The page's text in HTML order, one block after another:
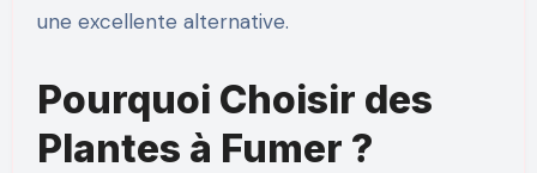
une excellente alternative.
Pourquoi Choisir des
Plantes à Fumer ?